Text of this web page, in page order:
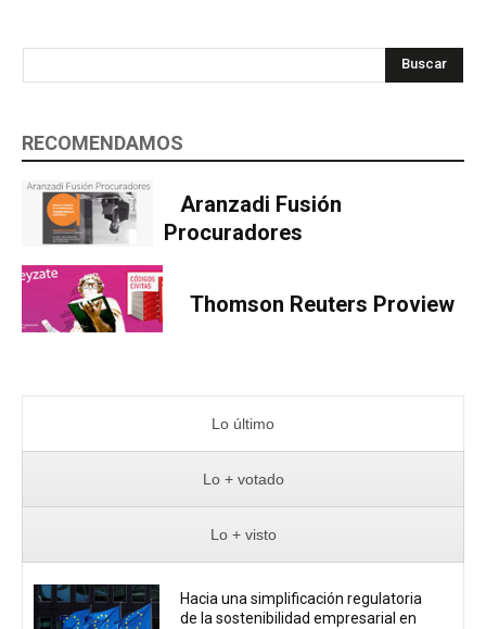
Buscar
RECOMENDAMOS
Aranzadi Fusión
Procuradores
Thomson Reuters Proview
Lo último
Lo + votado
Lo + visto
Hacia una simplificación regulatoria
de la sostenibilidad empresarial en